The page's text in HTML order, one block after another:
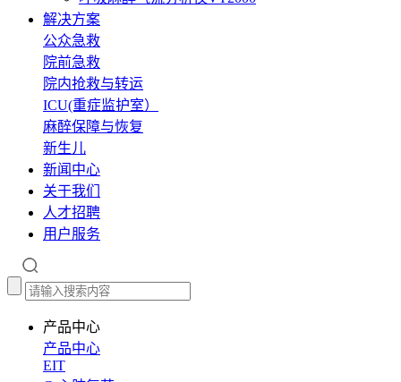
解决方案
公众急救
院前急救
院内抢救与转运
ICU(重症监护室）
麻醉保障与恢复
新生儿
新闻中心
关于我们
人才招聘
用户服务
产品中心
产品中心
EIT